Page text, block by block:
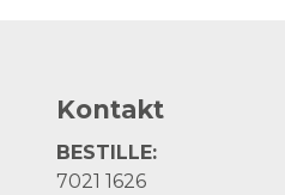
Kontakt
BESTILLE:
7021 1626